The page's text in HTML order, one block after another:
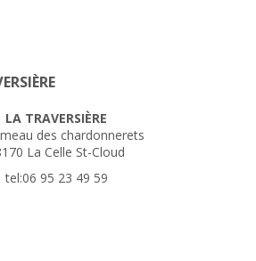
LA TRAVERSIÈRE
des chardonnerets
La Celle St-Cloud
tel:06 95 23 49 59